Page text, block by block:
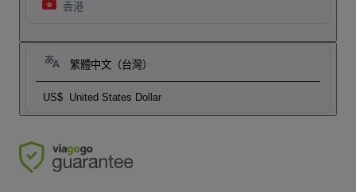
香港
繁體中文（台灣）
US$ United States Dollar